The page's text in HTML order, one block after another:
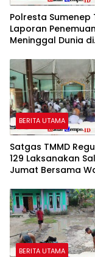
Polresta Sumenep
Laporan
Meninggal Dunia di
BERITA UTAMA
Satgas TMMD
129 Laksanakan
Jumat Bersama
Komsos
BERITA UTAMA